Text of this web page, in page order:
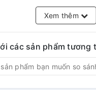
bật/tắt tiết kiệm ánh sáng
giờ 1 giây
59'59"
Xem thêm
các sản phẩm tương